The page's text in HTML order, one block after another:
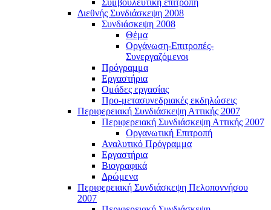
Συμβουλευτική επιτροπή
Διεθνής Συνδιάσκεψη 2008
Συνδιάσκεψη 2008
Θέμα
Οργάνωση-Επιτροπές-
Συνεργαζόμενοι
Πρόγραμμα
Εργαστήρια
Ομάδες εργασίας
Προ-μετασυνεδριακές εκδηλώσεις
Περιφερειακή Συνδιάσκεψη Αττικής 2007
Περιφερειακή Συνδιάσκεψη Αττικής 2007
Οργανωτική Επιτροπή
Αναλυτικό Πρόγραμμα
Εργαστήρια
Βιογραφικά
Δρώμενα
Περιφερειακή Συνδιάσκεψη Πελοποννήσου
2007